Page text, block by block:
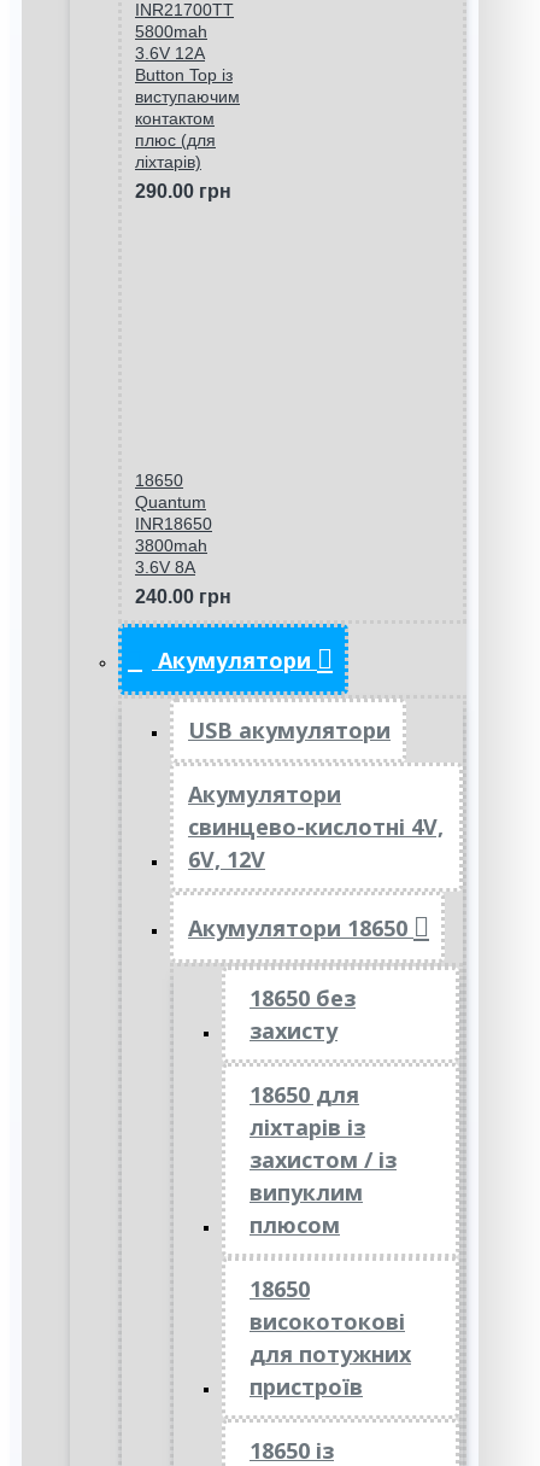
INR21700TT
5800mah
3.6V 12A
Button Top із
виступаючим
контактом
плюс (для
ліхтарів)
290.00 грн
18650
Quantum
INR18650
3800mah
3.6V 8A
240.00 грн
Акумулятори
USB акумулятори
Акумулятори
свинцево-кислотні 4V,
6V, 12V
Акумулятори 18650
18650 без
захисту
18650 для
ліхтарів із
захистом / із
випуклим
плюсом
18650
високотокові
для потужних
пристроїв
18650 із